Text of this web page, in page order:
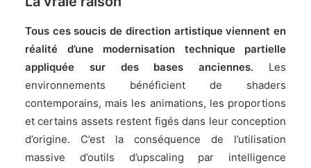
Tous ces soucis de direction artistique viennent en
réalité d’une modernisation technique partielle
appliquée sur des bases anciennes. Les
environnements bénéficient de shaders
contemporains, mais les animations, les proportions
et certains assets restent figés dans leur conception
d’origine. C’est la conséquence de l’utilisation
massive d’outils d’upscaling par intelligence